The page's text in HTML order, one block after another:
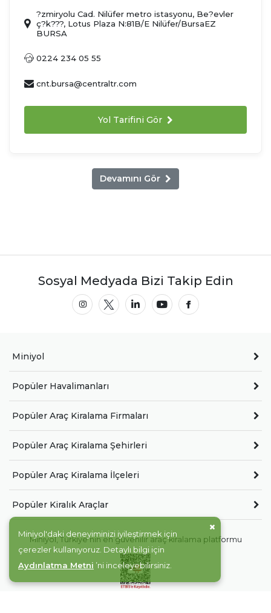
?zmiryolu Cad. Nilüfer metro istasyonu, Be?evler
ç?k???, Lotus Plaza N:81B/E Nilüfer/BursaEZ
BURSA
0224 234 05 55
cnt.bursa@centraltr.com
Yol Tarifini Gör
Devamını Gör
Sosyal Medyada Bizi Takip Edin
Miniyol
Popüler Havalimanları
Popüler Araç Kiralama Firmaları
Popüler Araç Kiralama Şehirleri
Popüler Araç Kiralama İlçeleri
Popüler Kiralık Araçlar
Miniyol, Türkiye'nin en güvenilir araç kiralama platformu
Miniyol'daki deneyiminizi iyileştirmek için
çerezler kullanıyoruz. Detaylı bilgi için
Aydınlatma Metni ’ni inceleyebilirsiniz.